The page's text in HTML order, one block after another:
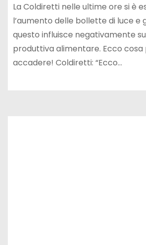
La Coldiretti nelle ultime ore si è
l’aumento delle bollette di luce e
questo influisce negativamente
produttiva alimentare. Ecco
accadere! Coldiretti: “Ecco…